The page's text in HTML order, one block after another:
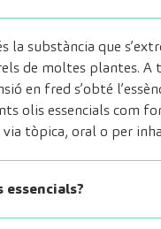
la substància que
de moltes plantes. A
en fred s’obté
olis essencials com
tòpica, oral o per
essencials?